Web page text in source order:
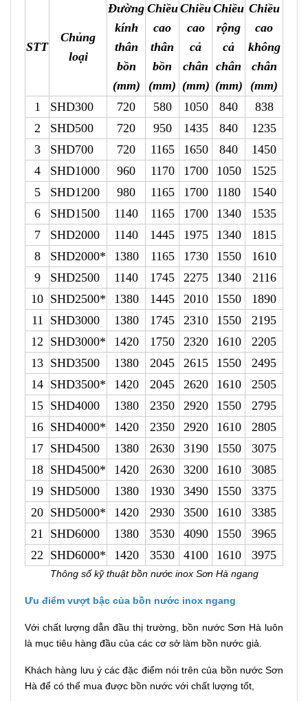
STT
Chủng
loại
Đường
kính
thân
bồn
(mm)
Chiều
cao
thân
bồn
(mm)
Chiều
cao
cả
chân
(mm)
Chiều
rộng
cả
chân
(mm)
Chiều
cao
không
chân
(mm)
1
SHD300 720 580 1050 840
838
2
SHD500 720 950 1435 840
1235
3
SHD700 720 1165 1650 840
1450
4
SHD1000 960 1170 1700 1050
1525
5
SHD1200 980 1165 1700 1180
1540
6
SHD1500 1140 1165 1700 1340
1535
7
SHD2000 1140 1445 1975 1340
1815
8
SHD2000* 1380 1165 1730 1550
1610
9
SHD2500 1140 1745 2275 1340
2116
10 SHD2500* 1380 1445 2010 1550
1890
11 SHD3000 1380 1745 2310 1550
2195
12 SHD3000* 1420 1750 2320 1610
2205
13 SHD3500 1380 2045 2615 1550
2495
14 SHD3500* 1420 2045 2620 1610
2505
15 SHD4000 1380 2350 2920 1550
2795
16 SHD4000* 1420 2350 2920 1610
2805
17 SHD4500 1380 2630 3190 1550
3075
18 SHD4500* 1420 2630 3200 1610
3085
19 SHD5000 1380 1930 3490 1550
3375
20 SHD5000* 1420 2930 3500 1610
3385
21 SHD6000 1380 3530 4090 1550
3965
22 SHD6000* 1420 3530 4100 1610 3975
Thông số kỹ thuật bồn nước inox Sơn Hà ngang
Ưu điểm vượt bậc của bồn nước inox ngang
Với chất lượng dẫn đầu thị trường, bồn nước Sơn Hà luôn
là mục tiêu hàng đầu của các cơ sở làm bồn nước giả.
Khách hàng lưu ý các đặc điểm nói trên của bồn nước Sơn
Hà để có thể mua được bồn nước với chất lượng tốt,